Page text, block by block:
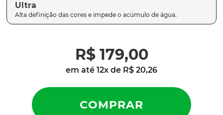
Ultra
R$ 179,00
em até 12x de R$ 20,26